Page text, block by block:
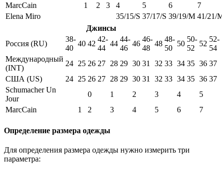
MarcCain
1 2 3 4 5 6
7
Elena Miro
35/15/S 37/17/S 39/19/M 41/21/
Джинсы
Россия (RU)
38-
40
40 42
42-
44
44
44-
46
46
46-
48
48
48-
50
50
50-
52
52
52-
54
Международный
(INT)
24 25 26 27 28 29 30 31 32 33 34 35 36 37
США (US)
24 25 26 27 28 29 30 31 32 33 34 35 36 37
Schumacher Un
Jour
0 1 2 3 4
5
MarcCain
1 2 3 4 5 6 7
Определение размера одежды
Для определения размера одежды нужно измерить три
параметра: